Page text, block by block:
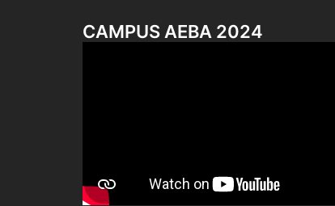
CAMPUS AEBA 2024